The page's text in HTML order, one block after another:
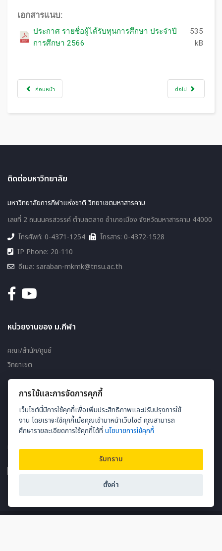
เอกสารแนบ:
ประกาศ รายชื่อผู้ได้รับทุนการศึกษา ประจำปี
การศึกษา 2566
535
kB
ก่อนหน้า ต่อไป
ติดต่อมหาวิทยาลัย
มหาวิทยาลัยการกีฬาแห่งชาติ วิทยาเขตมหาสารคาม
เลขที่ 2 ถนนนครสวรรค์ ตำบลตลาด อำเภอเมือง จังหวัดมหาสารคาม 44000
โทรศัพท์: 0-4371-1254
โทรสาร: 0-4372-1528
IP Phone: 20-110
อีเมล: saraban-mkmk@tnsu.ac.th
หน่วยงานของ ม.กีฬา
คณะ/สำนัก/ศูนย์
วิทยาเขต
เว็บไซต์
แผนผังเว็บไซต์
ผู้ชมออนไลน์ 61
การใช้และการจัดการคุกกี้
เว็บไซต์นี้มีการใช้คุกกี้เพื่อเพิ่มประสิทธิภาพและปรับปรุงการใช้
งาน โดยเราจะใช้คุกกี้เมื่อคุณเข้ามาหน้าเว็บไซต์ คุณสามารถ
ศึกษารายละเอียดการใช้คุกกี้ได้ที่นโยบายการใช้คุกกี้
รับทราบ
ตั้งค่า